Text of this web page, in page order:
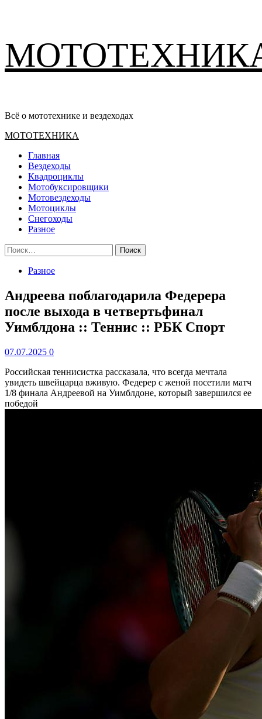
содержимому
Всё о мототехнике и вездеходах
Основное
МОТОТЕХНИКА
Главная
Вездеходы
Квадроциклы
Мотобуксировщики
Мотовездеходы
Мотоциклы
Снегоходы
Разное
Найти:
Разное
Андреева поблагодарила Федерера
после выхода в четвертьфинал
Уимблдона :: Теннис :: РБК Спорт
07.07.2025 0
Российская теннисистка рассказала, что всегда мечтала
увидеть швейцарца вживую. Федерер с женой посетили матч
1/8 финала Андреевой на Уимблдоне, который завершился ее
победой